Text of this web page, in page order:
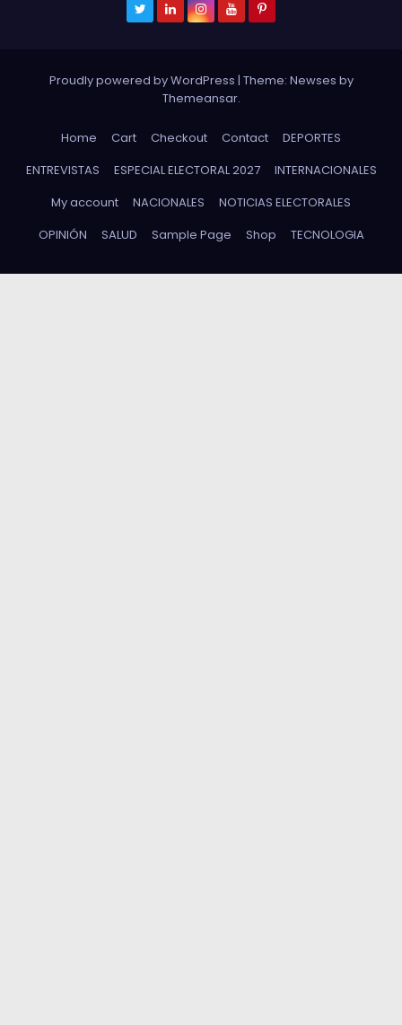
Proudly powered by WordPress | Theme: Newses by
Themeansar.
Home Cart Checkout Contact
DEPORTES
ENTREVISTAS
ESPECIAL ELECTORAL 2027
INTERNACIONALES
My account
NACIONALES
NOTICIAS ELECTORALES
OPINIÓN
SALUD Sample Page Shop TECNOLOGIA